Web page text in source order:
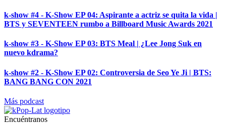
k-show #4 - K-Show EP 04: Aspirante a actriz se quita la vida |
BTS y SEVENTEEN rumbo a Billboard Music Awards 2021
k-show #3 - K-Show EP 03: BTS Meal | ¿Lee Jong Suk en
nuevo kdrama?
k-show #2 - K-Show EP 02: Controversia de Seo Ye Ji | BTS:
BANG BANG CON 2021
Más podcast
Encuéntranos